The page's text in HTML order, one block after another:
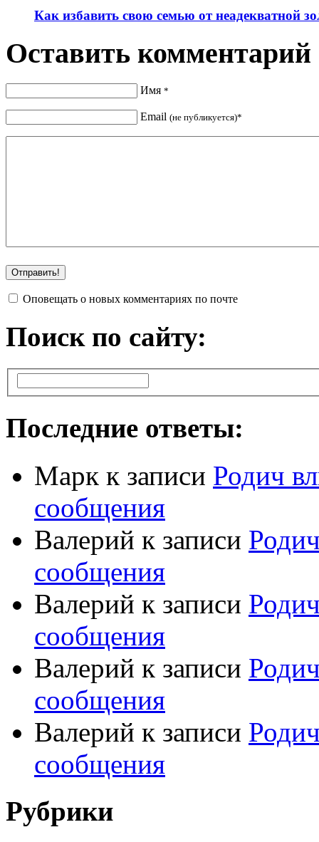
Как избавить свою семью от неадекватной
Оставить комментарий
Имя *
Email (не публикуется)*
Оповещать о новых комментариях по почте
Поиск по сайту:
Последние ответы:
Марк к записи Родич
сообщения
Валерий к записи
сообщения
Валерий к записи
сообщения
Валерий к записи
сообщения
Валерий к записи
сообщения
Рубрики